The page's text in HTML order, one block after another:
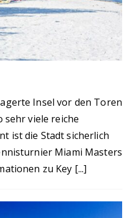
Insel vor den Toren
sehr viele reiche
ist die Stadt sicherlich
Miami Masters
zu Key [...]